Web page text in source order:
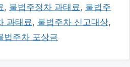
, 불법주정차 과태료, 불법주
과태료, 불법주차 신고대상,
법주차 포상금